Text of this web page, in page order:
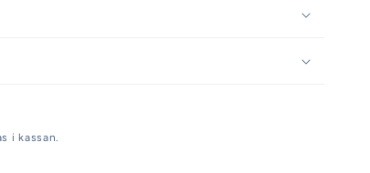
i kassan.